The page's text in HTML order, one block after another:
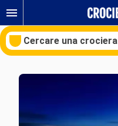
Cercare una crociera